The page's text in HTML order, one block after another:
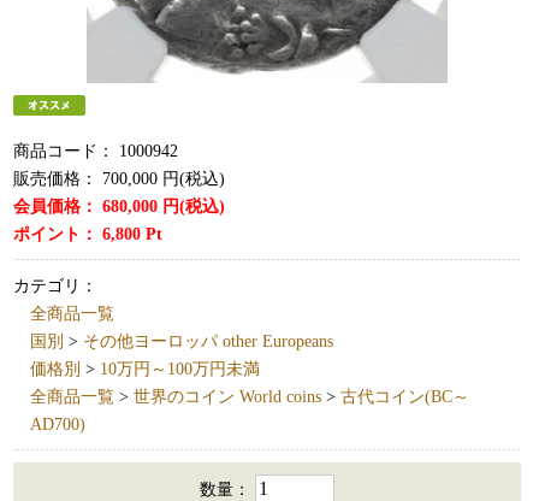
商品コード：
1000942
販売価格：
700,000 円(税込)
会員価格：
680,000 円(税込)
ポイント：6,800 Pt
カテゴリ：
全商品一覧
国別 > その他ヨーロッパ other Europeans
価格別 > 10万円～100万円未満
全商品一覧 >世界のコイン World coins >古代コイン(BC～
AD700)
数量：